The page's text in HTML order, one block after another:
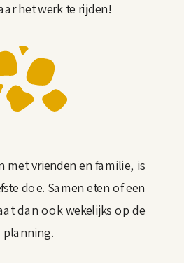
met vrienden en familie, is
doe. Samen eten of een
dan ook wekelijks op de
planning.
het werk te rijden!